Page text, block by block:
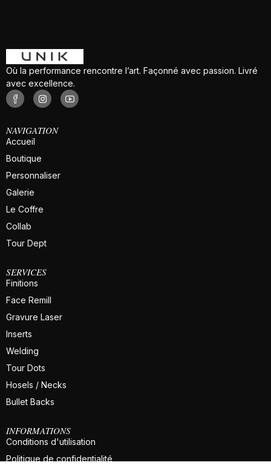
Où la performance rencontre l’art. Façonné avec passion. Livré
avec excellence.
NAVIGATION
Accueil
Boutique
Personnaliser
Galerie
Le Coffre
Collab
Tour Dept
SERVICES
Finitions
Face Remill
Gravure Laser
Inserts
Welding
Tour Dots
Hosels / Necks
Bullet Backs
INFORMATIONS
Conditions d'utilisation
Politique de confidentialité